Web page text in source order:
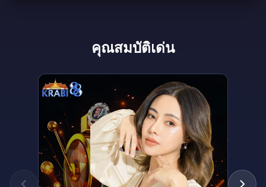
ลงชื่อเข้าใช้เพื่อรับชม
ลงชื่อเข้าใช้เพื่อรับชมการถ่ายทอดสดและเข้าถึง
ผลิตภัณฑ์ทั้งหมดของเรา
ลงชื่อเข้าใช้ สร้างบัญชี
คุณสมบัติเด่น